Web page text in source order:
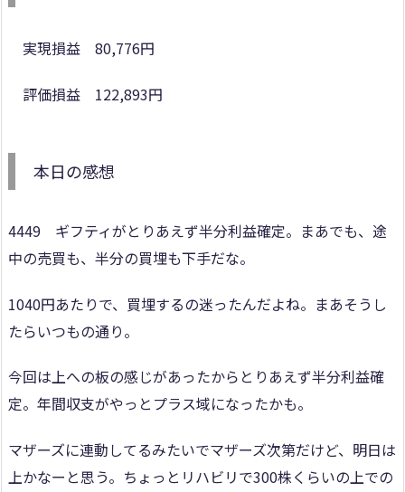
実現損益 80,776円
評価損益 122,893円
本日の感想
4449 ギフティがとりあえず半分利益確定。まあでも、途
中の売買も、半分の買埋も下手だな。
1040円あたりで、買埋するの迷ったんだよね。まあそうし
たらいつもの通り。
今回は上への板の感じがあったからとりあえず半分利益確
定。年間収支がやっとプラス域になったかも。
マザーズに連動してるみたいでマザーズ次第だけど、明日は
上かなーと思う。ちょっとリハビリで300株くらいの上での